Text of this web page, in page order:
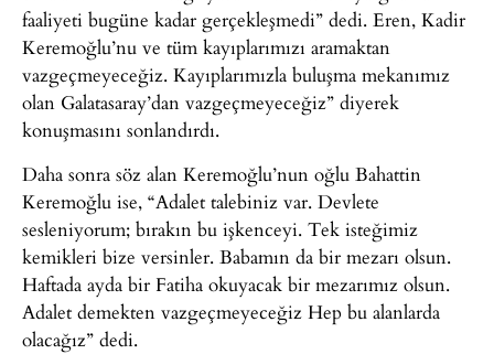
faaliyeti bugüne kadar gerçekleşmedi” dedi. Eren, Kadir
Keremoğlu’nu ve tüm kayıplarımızı aramaktan
vazgeçmeyeceğiz. Kayıplarımızla buluşma mekanımız
olan Galatasaray’dan vazgeçmeyeceğiz” diyerek
konuşmasını sonlandırdı.
Daha sonra söz alan Keremoğlu’nun oğlu Bahattin
Keremoğlu ise, “Adalet talebiniz var. Devlete
sesleniyorum; bırakın bu işkenceyi. Tek isteğimiz
kemikleri bize versinler. Babamın da bir mezarı olsun.
Haftada ayda bir Fatiha okuyacak bir mezarımız olsun.
Adalet demekten vazgeçmeyeceğiz Hep bu alanlarda
olacağız” dedi.